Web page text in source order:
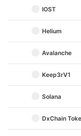
IOST
Helium
Avalanche
Keep3rV1
Solana
DxChain